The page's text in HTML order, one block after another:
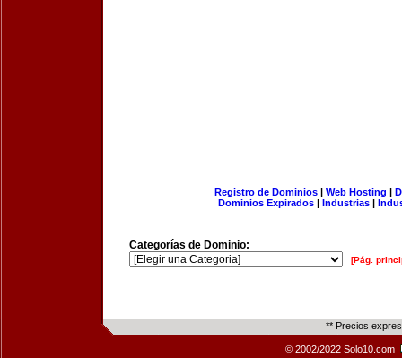
Registro de Dominios| Web Hosting |
Dominios Expirados | Industrias |
Categorías de Dominio:
[Pág.
** Precios
© 2002/2022 Solo10.com